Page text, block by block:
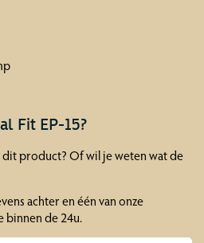
Fit EP-15?
product? Of wil je weten wat de
achter en één van onze
binnen de 24u.